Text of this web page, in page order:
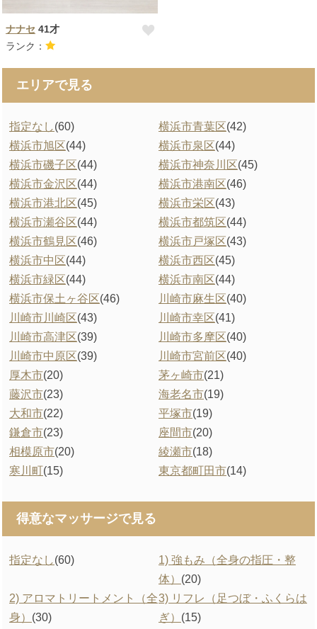
ナナセ 41才
ランク：
エリアで見る
指定なし(60) 横浜市青葉区(42)
横浜市旭区(44) 横浜市泉区(44)
横浜市磯子区(44) 横浜市神奈川区(45)
横浜市金沢区(44) 横浜市港南区(46)
横浜市港北区(45) 横浜市栄区(43)
横浜市瀬谷区(44) 横浜市都筑区(44)
横浜市鶴見区(46) 横浜市戸塚区(43)
横浜市中区(44) 横浜市西区(45)
横浜市緑区(44) 横浜市南区(44)
横浜市保土ヶ谷区(46) 川崎市麻生区(40)
川崎市川崎区(43) 川崎市幸区(41)
川崎市高津区(39) 川崎市多摩区(40)
川崎市中原区(39) 川崎市宮前区(40)
厚木市(20) 茅ヶ崎市(21)
藤沢市(23) 海老名市(19)
大和市(22) 平塚市(19)
鎌倉市(23) 座間市(20)
相模原市(20) 綾瀬市(18)
寒川町(15) 東京都町田市(14)
得意なマッサージで見る
指定なし(60)
1) 強もみ（全身の指圧・整
体） (20)
2) アロマトリートメント（全
身） (30)
3) リフレ（足つぼ・ふくらは
ぎ） (15)